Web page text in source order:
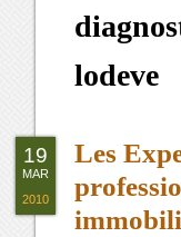
lodeve
Les
19
MAR
2010